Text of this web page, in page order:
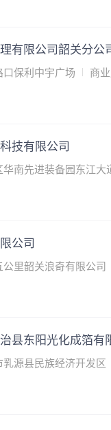
有限公司韶关分公
口保利中宇广场 商
技有限公司
华南先进装备园东江大
公司
里韶关浪奇有限公司
县东阳光化成箔有
乳源县民族经济开发区